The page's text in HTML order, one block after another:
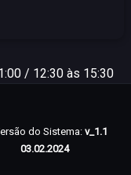
/ 12:30 às 15:30
do Sistema:v_1.1
03.02.2024